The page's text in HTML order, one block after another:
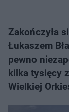
Zakończyła
Łukaszem
pewno
kilka tysięcy
Wielkiej